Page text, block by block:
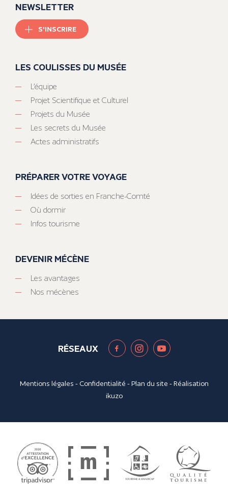
NEWSLETTER
S'INSCRIRE
LES COULISSES DU MUSÉE
L’équipe
Projet Scientifique et Culturel
Projets du Musée
Les secrets du Musée
Actes administratifs
PRÉPARER VOTRE VOYAGE
Idées de sorties en Franche-Comté
Où dormir
Infos tourisme
DEVENIR MÉCÈNE
Les avantages
Nos mécènes
RÉSEAUX
Mentions légales - Confidentialité -Plan du site - Réalisation
ikuzo